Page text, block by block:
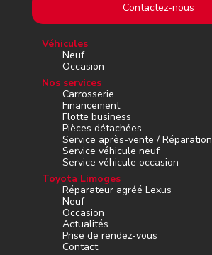
Contactez-nous
Véhicules
Neuf
Occasion
Nos services
Carrosserie
Financement
Flotte business
Pièces détachées
Service après-vente / Réparation
Service véhicule neuf
Service véhicule occasion
Toyota Limoges
Réparateur agréé Lexus
Neuf
Occasion
Actualités
Prise de rendez-vous
Contact